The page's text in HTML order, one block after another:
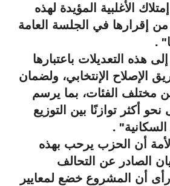
الأغلبية المؤيدة لهذه
من إقرارها في الجلسة العامة
.
هذه التعديلات باعتبارها
الإصلاح الإنتخابي، ولضمان
مختلف الفئات، بما يرسم
أكثر توازنًا بين التوزيع
السكانية" .
أن الحزب يرحب بهذه
الصادر عن التحالف
أن المشروع خضع لمعايير